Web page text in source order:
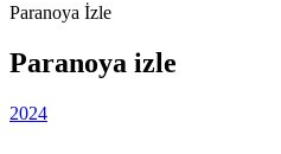
Paranoya İzle
Paranoya izle
2024